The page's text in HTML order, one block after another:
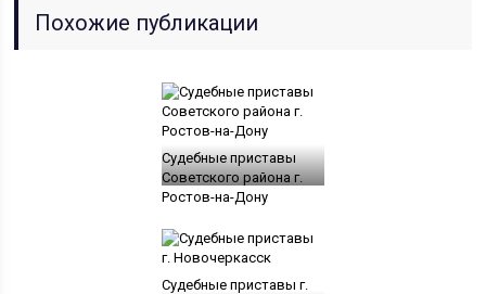
Похожие публикации
Судебные приставы
Советского района г.
Ростов-на-Дону
Судебные приставы г.